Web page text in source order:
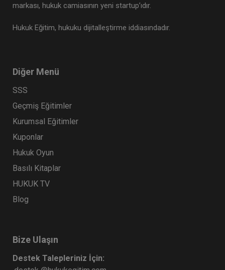
markası, hukuk camiasının yeni startup’ıdır.
Hukuk Eğitim, hukuku dijitalleştirme iddiasındadır.
Diğer Menü
SSS
Geçmiş Eğitimler
Kurumsal Eğitimler
Kuponlar
Hukuk Oyun
Basılı Kitaplar
HUKUK TV
Blog
Bize Ulaşın
Destek Talepleriniz İçin: